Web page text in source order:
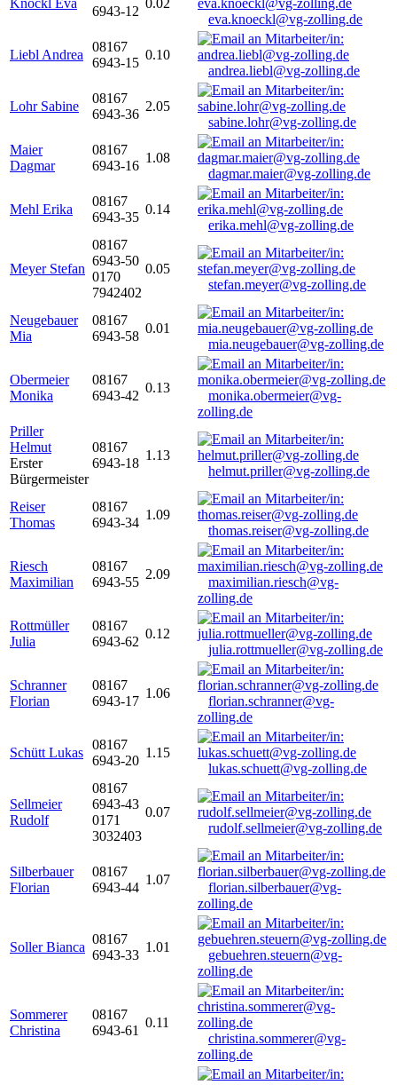
Knöckl Eva
6943-12
0.02
eva.knoeckl@vg-zolling.de
Liebl Andrea
08167
6943-15
0.10
andrea.liebl@vg-zolling.de
Lohr Sabine
08167
6943-36
2.05
sabine.lohr@vg-zolling.de
Maier
Dagmar
08167
6943-16
1.08
dagmar.maier@vg-zolling.de
Mehl Erika
08167
6943-35
0.14
erika.mehl@vg-zolling.de
Meyer Stefan
08167
6943-50
0170
7942402
0.05
stefan.meyer@vg-zolling.de
Neugebauer
Mia
08167
6943-58
0.01
mia.neugebauer@vg-zolling.de
Obermeier
Monika
08167
6943-42
0.13
monika.obermeier@vg-
zolling.de
Priller
Helmut
Erster
Bürgermeister
08167
6943-18
1.13
helmut.priller@vg-zolling.de
Reiser
Thomas
08167
6943-34
1.09
thomas.reiser@vg-zolling.de
Riesch
Maximilian
08167
6943-55
2.09
maximilian.riesch@vg-
zolling.de
Rottmüller
Julia
08167
6943-62
0.12
julia.rottmueller@vg-zolling.de
Schranner
Florian
08167
6943-17
1.06
florian.schranner@vg-
zolling.de
Schütt Lukas
08167
6943-20
1.15
lukas.schuett@vg-zolling.de
Sellmeier
Rudolf
08167
6943-43
0171
3032403
0.07
rudolf.sellmeier@vg-zolling.de
Silberbauer
Florian
08167
6943-44
1.07
florian.silberbauer@vg-
zolling.de
Soller Bianca
08167
6943-33
1.01
gebuehren.steuern@vg-
zolling.de
Sommerer
Christina
08167
6943-61
0.11
christina.sommerer@vg-
zolling.de